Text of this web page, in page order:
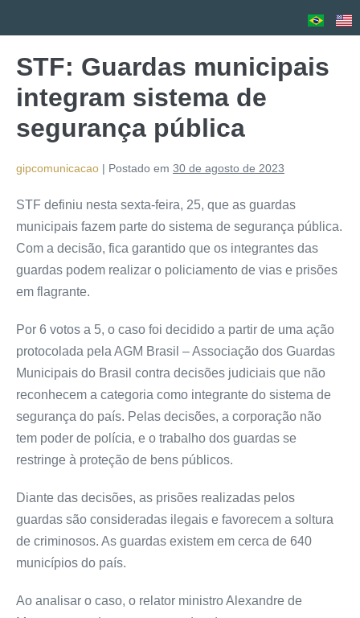
STF: Guardas municipais
integram sistema de
segurança pública
gipcomunicacao | Postado em 30 de agosto de 2023
STF definiu nesta sexta-feira, 25, que as guardas
municipais fazem parte do sistema de segurança pública.
Com a decisão, fica garantido que os integrantes das
guardas podem realizar o policiamento de vias e prisões
em flagrante.
Por 6 votos a 5, o caso foi decidido a partir de uma ação
protocolada pela AGM Brasil – Associação dos Guardas
Municipais do Brasil contra decisões judiciais que não
reconhecem a categoria como integrante do sistema de
segurança do país. Pelas decisões, a corporação não
tem poder de polícia, e o trabalho dos guardas se
restringe à proteção de bens públicos.
Diante das decisões, as prisões realizadas pelos
guardas são consideradas ilegais e favorecem a soltura
de criminosos. As guardas existem em cerca de 640
municípios do país.
Ao analisar o caso, o relator ministro Alexandre de